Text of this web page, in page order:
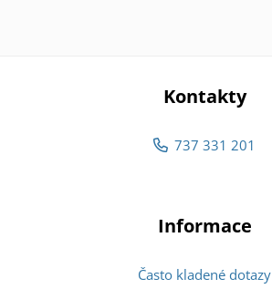
Kontakty
737 331 201
Informace
Často kladené dotazy